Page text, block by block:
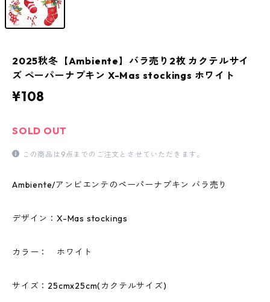
2025秋冬【Ambiente】バラ売り2枚 カクテルサイ
ズ ペーパーナプキン X-Mas stockings ホワイト
¥108
SOLD OUT
この商品は9点までのご注文とさせていただきます。
Ambiente/アンビエンテのペーパーナプキン バラ売り
デザイン：X-Mas stockings
カラー： ホワイト
サイズ：25cmx25cm(カクテルサイズ)